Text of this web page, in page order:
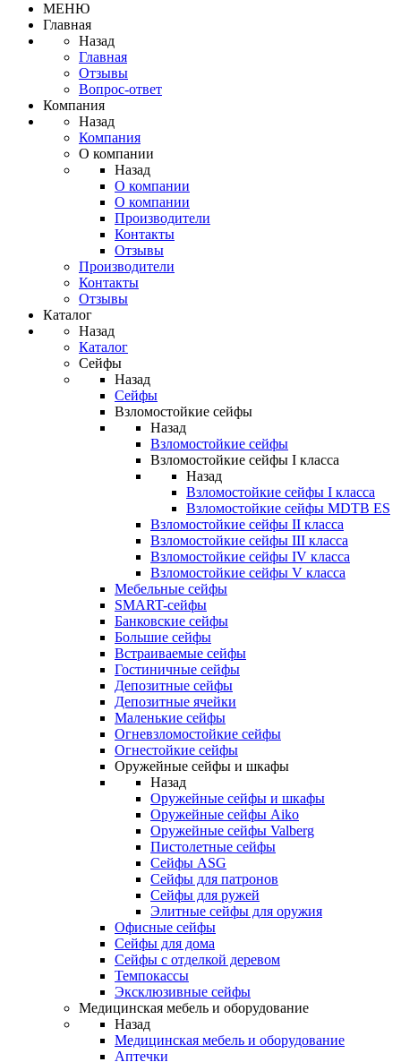
МЕНЮ
Главная
Назад
Главная
Отзывы
Вопрос-ответ
Компания
Назад
Компания
О компании
Назад
О компании
О компании
Производители
Контакты
Отзывы
Производители
Контакты
Отзывы
Каталог
Назад
Каталог
Сейфы
Назад
Сейфы
Взломостойкие сейфы
Назад
Взломостойкие сейфы
Взломостойкие сейфы I класса
Назад
Взломостойкие сейфы I класса
Взломостойкие сейфы MDTB ES
Взломостойкие сейфы II класса
Взломостойкие сейфы III класса
Взломостойкие сейфы IV класса
Взломостойкие сейфы V класса
Мебельные сейфы
SMART-сейфы
Банковские сейфы
Большие сейфы
Встраиваемые сейфы
Гостиничные сейфы
Депозитные сейфы
Депозитные ячейки
Маленькие сейфы
Огневзломостойкие сейфы
Огнестойкие сейфы
Оружейные сейфы и шкафы
Назад
Оружейные сейфы и шкафы
Оружейные сейфы Aiko
Оружейные сейфы Valberg
Пистолетные сейфы
Сейфы ASG
Сейфы для патронов
Сейфы для ружей
Элитные сейфы для оружия
Офисные сейфы
Сейфы для дома
Сейфы с отделкой деревом
Темпокассы
Эксклюзивные сейфы
Медицинская мебель и оборудование
Назад
Медицинская мебель и оборудование
Аптечки